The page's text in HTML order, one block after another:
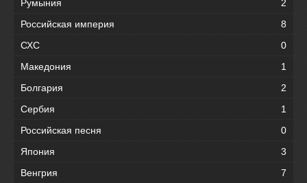
Румыния
2
Российская империя
8
СХС
0
Македония
1
Болгария
2
Сербия
1
Российская песня
0
Япония
3
Венгрия
7